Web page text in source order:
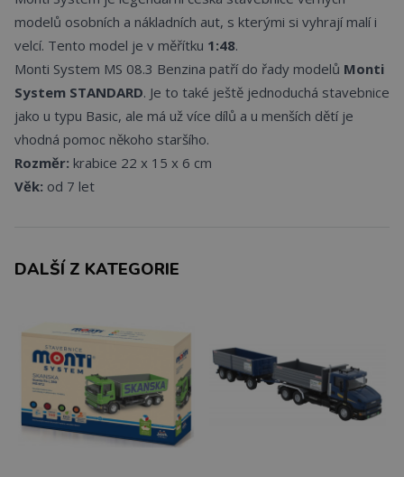
modelů osobních a nákladních aut, s kterými si vyhrají malí i
velcí. Tento model je v měřítku 1:48.
Monti System MS 08.3 Benzina patří do řady modelů Monti
System STANDARD. Je to také ještě jednoduchá stavebnice
jako u typu Basic, ale má už více dílů a u menších dětí je
vhodná pomoc někoho staršího.
Rozměr: krabice 22 x 15 x 6 cm
Věk: od 7 let
DALŠÍ Z KATEGORIE